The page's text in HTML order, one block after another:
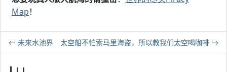
Map！
未来水池界 太空船不怕索马里海盗，所以教我们太空喝咖啡